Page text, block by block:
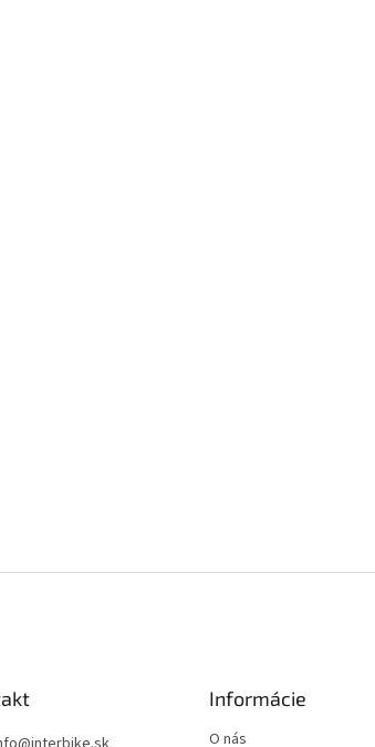
Informácie
O nás